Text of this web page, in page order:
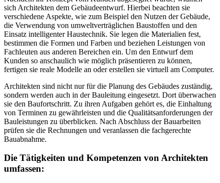
sich Architekten dem Gebäudeentwurf. Hierbei beachten sie
verschiedene Aspekte, wie zum Beispiel den Nutzen der Gebäude,
die Verwendung von umweltverträglichen Baustoffen und den
Einsatz intelligenter Haustechnik. Sie legen die Materialien fest,
bestimmen die Formen und Farben und beziehen Leistungen von
Fachleuten aus anderen Bereichen ein. Um den Entwurf dem
Kunden so anschaulich wie möglich präsentieren zu können,
fertigen sie reale Modelle an oder erstellen sie virtuell am Computer.
Architekten sind nicht nur für die Planung des Gebäudes zuständig,
sondern werden auch in der Bauleitung eingesetzt. Dort überwachen
sie den Baufortschritt. Zu ihren Aufgaben gehört es, die Einhaltung
von Terminen zu gewährleisten und die Qualitätsanforderungen der
Bauleistungen zu überblicken. Nach Abschluss der Bauarbeiten
prüfen sie die Rechnungen und veranlassen die fachgerechte
Bauabnahme.
Die Tätigkeiten und Kompetenzen von Architekten
umfassen: